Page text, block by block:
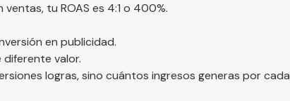
tu ROAS es 4:1 o 400%.
en publicidad.
valor.
logras, sino cuántos ingresos generas por cada